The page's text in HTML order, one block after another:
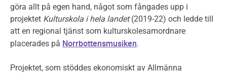
göra allt på egen hand, något som fångades upp i
projektet Kulturskola i hela landet(2019-22) och ledde till
att en regional tjänst som kulturskolesamordnare
placerades på Norrbottensmusiken.
Projektet, som stöddes ekonomiskt av Allmänna